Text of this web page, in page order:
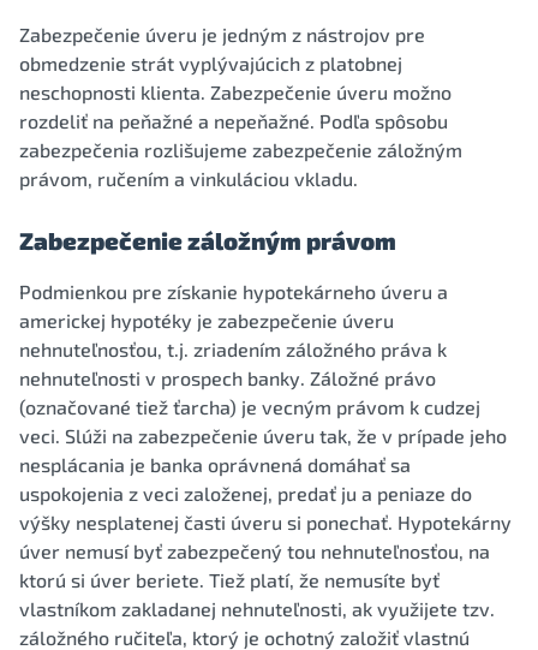
Zabezpečenie úveru je jedným z nástrojov pre
obmedzenie strát vyplývajúcich z platobnej
neschopnosti klienta. Zabezpečenie úveru možno
rozdeliť na peňažné a nepeňažné. Podľa spôsobu
zabezpečenia rozlišujeme zabezpečenie záložným
právom, ručením a vinkuláciou vkladu.
Zabezpečenie záložným právom
Podmienkou pre získanie hypotekárneho úveru a
americkej hypotéky je zabezpečenie úveru
nehnuteľnosťou, t.j. zriadením záložného práva k
nehnuteľnosti v prospech banky. Záložné právo
(označované tiež ťarcha) je vecným právom k cudzej
veci. Slúži na zabezpečenie úveru tak, že v prípade jeho
nesplácania je banka oprávnená domáhať sa
uspokojenia z veci založenej, predať ju a peniaze do
výšky nesplatenej časti úveru si ponechať. Hypotekárny
úver nemusí byť zabezpečený tou nehnuteľnosťou, na
ktorú si úver beriete. Tiež platí, že nemusíte byť
vlastníkom zakladanej nehnuteľnosti, ak využijete tzv.
záložného ručiteľa, ktorý je ochotný založiť vlastnú